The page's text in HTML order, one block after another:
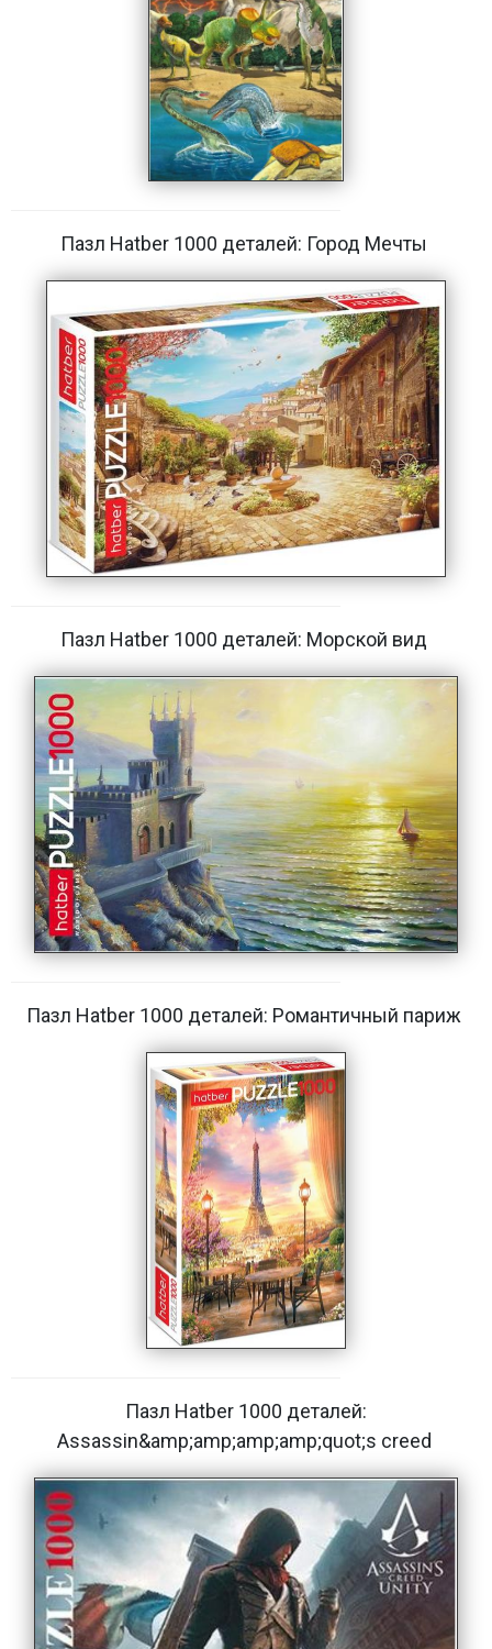
Пазл Hatber 1000 деталей: Город Мечты
Пазл Hatber 1000 деталей: Морской вид
Пазл Hatber 1000 деталей: Романтичный париж
Пазл Hatber 1000 деталей:
Assassin&amp;amp;amp;amp;quot;s creed